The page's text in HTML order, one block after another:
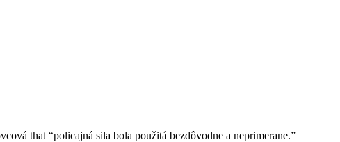
that “policajná sila bola použitá bezdôvodne a neprimerane.”​